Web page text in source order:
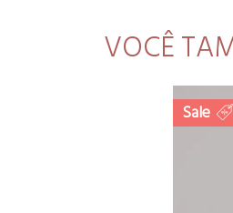
VOCÊ
Sale